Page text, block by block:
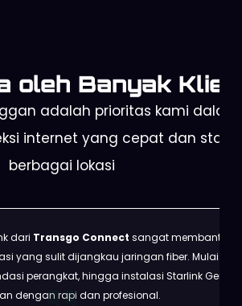
oleh Banyak Klien
adalah prioritas kami dalam
internet yang cepat dan stabil
berbagai lokasi
dari Transgo Connect sangat membantu
yang sulit dijangkau jaringan fiber. Mulai dari
perangkat, hingga instalasi Starlink Gen 3
dengan rapi dan profesional.